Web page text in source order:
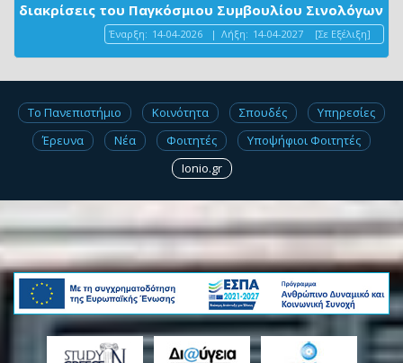
διακρίσεις του Παγκόσμιου Συμβουλίου Σινολόγων
Έναρξη: 14-04-2026 | Λήξη: 14-04-2027 [Σε Εξέλιξη]
Το Πανεπιστήμιο Κοινότητα Σπουδές
Υπηρεσίες
Έρευνα
Νέα Φοιτητές
Υποψήφιοι Φοιτητές
Ionio.gr